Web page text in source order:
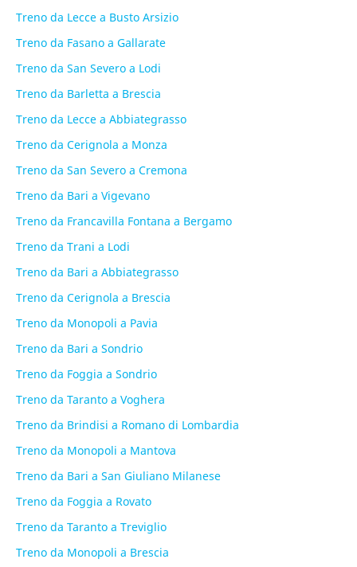
Treno da Lecce a Busto Arsizio
Treno da Fasano a Gallarate
Treno da San Severo a Lodi
Treno da Barletta a Brescia
Treno da Lecce a Abbiategrasso
Treno da Cerignola a Monza
Treno da San Severo a Cremona
Treno da Bari a Vigevano
Treno da Francavilla Fontana a Bergamo
Treno da Trani a Lodi
Treno da Bari a Abbiategrasso
Treno da Cerignola a Brescia
Treno da Monopoli a Pavia
Treno da Bari a Sondrio
Treno da Foggia a Sondrio
Treno da Taranto a Voghera
Treno da Brindisi a Romano di Lombardia
Treno da Monopoli a Mantova
Treno da Bari a San Giuliano Milanese
Treno da Foggia a Rovato
Treno da Taranto a Treviglio
Treno da Monopoli a Brescia